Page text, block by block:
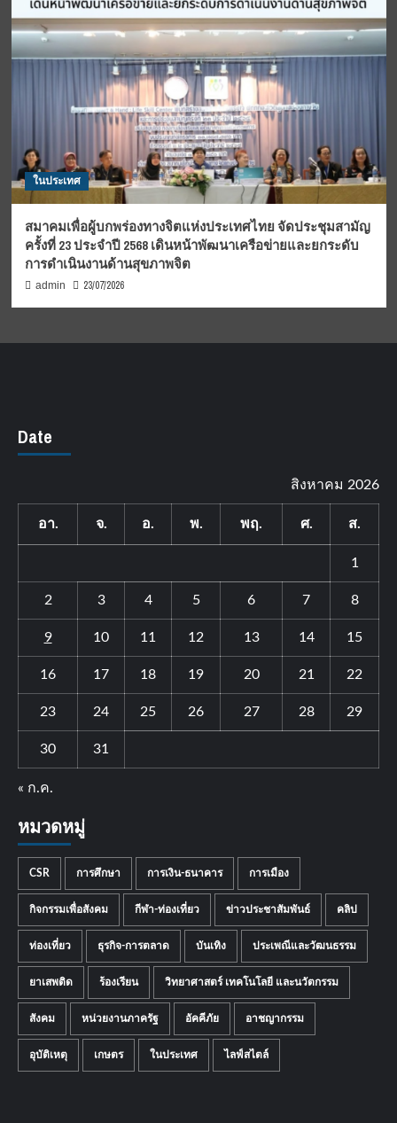
ในประเทศ
สมาคมเพื่อผู้บกพร่องทางจิตแห่งประเทศไทย จัดประชุมสามัญ
ครั้งที่ 23 ประจำปี 2568 เดินหน้าพัฒนาเครือข่ายและยกระดับ
การดำเนินงานด้านสุขภาพจิต
admin 23/07/2026
Date
สิงหาคม 2026
อา. จ. อ. พ. พฤ. ศ. ส.
1
2 3 4 5 6 7 8
9 10 11 12 13 14 15
16 17 18 19 20 21 22
23 24 25 26 27 28 29
30 31
« ก.ค.
หมวดหมู่
CSR การศึกษา การเงิน-ธนาคาร การเมือง
กิจกรรมเพื่อสังคม กีฬา-ท่องเที่ยว ข่าวประชาสัมพันธ์ คลิป
ท่องเที่ยว ธุรกิจ-การตลาด บันเทิง ประเพณีและวัฒนธรรม
ยาเสพติด ร้องเรียน วิทยาศาสตร์ เทคโนโลยี และนวัตกรรม
สังคม หน่วยงานภาครัฐ อัคคีภัย อาชญากรรม
อุบัติเหตุ เกษตร ในประเทศ ไลฟ์สไตล์